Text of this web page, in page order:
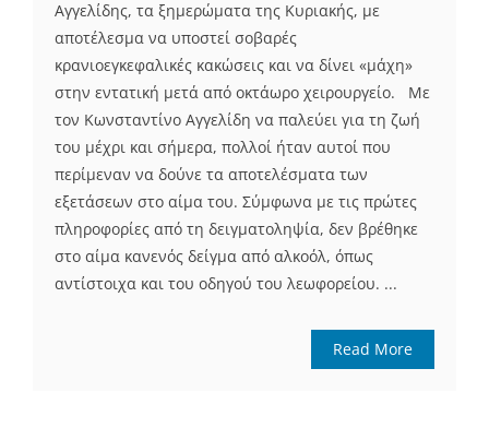
Αγγελίδης, τα ξημερώματα της Κυριακής, με
αποτέλεσμα να υποστεί σοβαρές
κρανιοεγκεφαλικές κακώσεις και να δίνει «μάχη»
στην εντατική μετά από οκτάωρο χειρουργείο. Με
τον Κωνσταντίνο Αγγελίδη να παλεύει για τη ζωή
του μέχρι και σήμερα, πολλοί ήταν αυτοί που
περίμεναν να δούνε τα αποτελέσματα των
εξετάσεων στο αίμα του. Σύμφωνα με τις πρώτες
πληροφορίες από τη δειγματοληψία, δεν βρέθηκε
στο αίμα κανενός δείγμα από αλκοόλ, όπως
αντίστοιχα και του οδηγού του λεωφορείου. ...
Read More